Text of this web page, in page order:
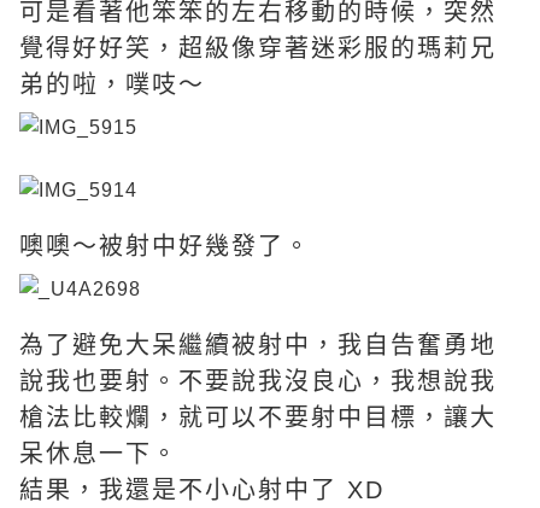
可是看著他笨笨的左右移動的時候，突然
覺得好好笑，超級像穿著迷彩服的瑪莉兄
弟的啦，噗吱～
噢噢～被射中好幾發了。
為了避免大呆繼續被射中，我自告奮勇地
說我也要射。不要說我沒良心，我想說我
槍法比較爛，就可以不要射中目標，讓大
呆休息一下。
結果，我還是不小心射中了 XD